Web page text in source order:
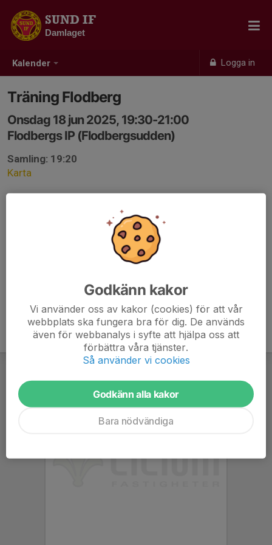
Kalender Logga in
SUND IF
Damlaget
Träning Flodberg
Onsdag 18 jun 2025, 19:30-21:00
Flodbergs IP (Flodbergsudden)
Samling: 19:20
Karta
Godkänn kakor
Vi använder oss av kakor (cookies) för att vår
webbplats ska fungera bra för dig. De används
även för webbanalys i syfte att hjälpa oss att
förbättra våra tjänster.
Så använder vi cookies
Godkänn alla kakor
Bara nödvändiga